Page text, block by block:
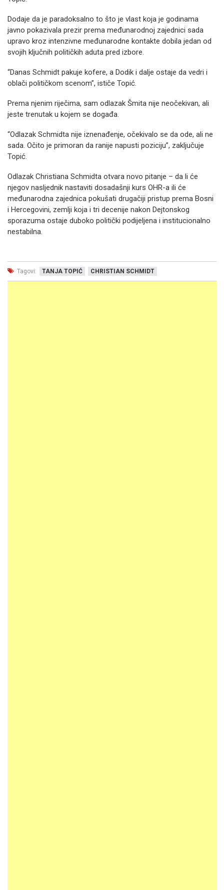
Dodaje da je paradoksalno to što je vlast koja je godinama
javno pokazivala prezir prema međunarodnoj zajednici sada
upravo kroz intenzivne međunarodne kontakte dobila jedan od
svojih ključnih političkih aduta pred izbore.
“Danas Schmidt pakuje kofere, a Dodik i dalje ostaje da vedri i
oblači političkom scenom”, ističe Topić.
Prema njenim riječima, sam odlazak Šmita nije neočekivan, ali
jeste trenutak u kojem se događa.
“Odlazak Schmidta nije iznenađenje, očekivalo se da ode, ali ne
sada. Očito je primoran da ranije napusti poziciju”, zaključuje
Topić.
Odlazak Christiana Schmidta otvara novo pitanje – da li će
njegov nasljednik nastaviti dosadašnji kurs OHR-a ili će
međunarodna zajednica pokušati drugačiji pristup prema Bosni
i Hercegovini, zemlji koja i tri decenije nakon Dejtonskog
sporazuma ostaje duboko politički podijeljena i institucionalno
nestabilna.
Tagovi: TANJA TOPIĆ CHRISTIAN SCHMIDT